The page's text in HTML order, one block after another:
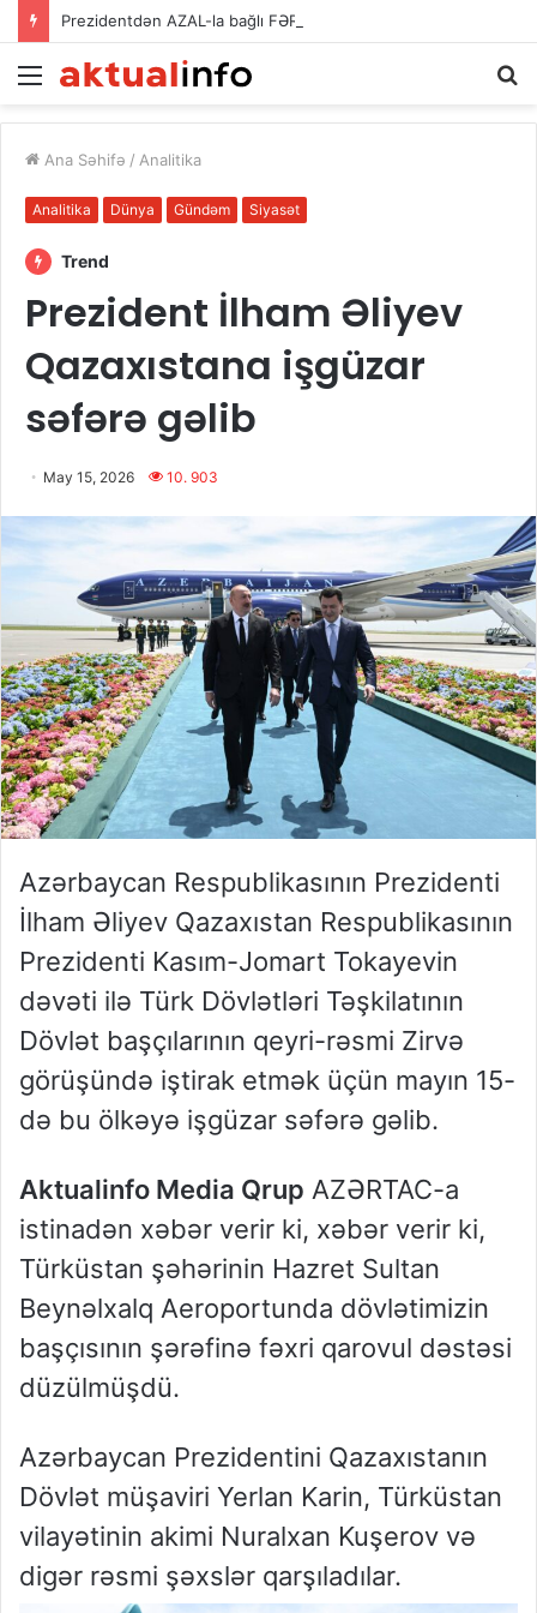
Prezidentdən AZAL-la bağlı FƏRMAN
Menu
Ana Səhifə / Analitika
Analitika Dünya Gündəm Siyasət
Trend
Prezident İlham Əliyev
Qazaxıstana işgüzar
səfərə gəlib
May 15, 2026 10. 903
Azərbaycan Respublikasının Prezidenti
İlham Əliyev Qazaxıstan Respublikasının
Prezidenti Kasım-Jomart Tokayevin
dəvəti ilə Türk Dövlətləri Təşkilatının
Dövlət başçılarının qeyri-rəsmi Zirvə
görüşündə iştirak etmək üçün mayın 15-
də bu ölkəyə işgüzar səfərə gəlib.
Aktualinfo Media Qrup AZƏRTAC-a
istinadən xəbər verir ki, xəbər verir ki,
Türküstan şəhərinin Hazret Sultan
Beynəlxalq Aeroportunda dövlətimizin
başçısının şərəfinə fəxri qarovul dəstəsi
düzülmüşdü.
Azərbaycan Prezidentini Qazaxıstanın
Dövlət müşaviri Yerlan Karin, Türküstan
vilayətinin akimi Nuralxan Kuşerov və
digər rəsmi şəxslər qarşıladılar.